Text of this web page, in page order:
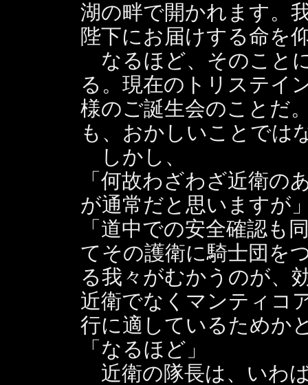
湖の畔で開かれます。
陛下にお届けする命を
なるほど、そのこと
る。現在のトリステイ
様のご誕生会のことだ
も、おかしいことでは
しかし、
「何故わざわざ近衛
が通常だと思いますが
「道中での安全確認も
てその護衛に騎士団を
る我々がむかうのが、
近衛でなくマンティコ
行に適しているためか
「なるほど」
近衛の隊長は、いわ